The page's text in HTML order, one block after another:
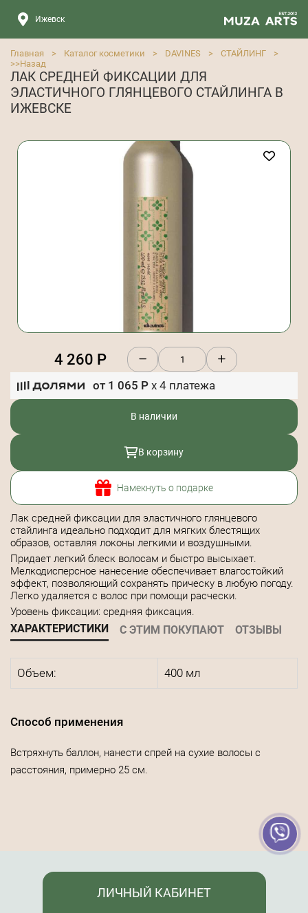
Ижевск
Главная > Каталог косметики > DAVINES > СТАЙЛИНГ
>
>>Назад
ЛАК СРЕДНЕЙ ФИКСАЦИИ ДЛЯ
ЭЛАСТИЧНОГО ГЛЯНЦЕВОГО СТАЙЛИНГА В
ИЖЕВСКЕ
4 260 Р
от 1 065 Р x 4 платежа
В наличии
В корзину
Намекнуть о подарке
Лак средней фиксации для эластичного глянцевого
стайлинга идеально подходит для мягких блестящих
образов, оставляя локоны легкими и воздушными.
Придает легкий блеск волосам и быстро высыхает.
Мелкодисперсное нанесение обеспечивает влагостойкий
эффект, позволяющий сохранять прическу в любую погоду.
Легко удаляется с волос при помощи расчески.
Уровень фиксации: средняя фиксация.
ХАРАКТЕРИСТИКИ С ЭТИМ ПОКУПАЮТ ОТЗЫВЫ
Объем: 400 мл
Способ применения
Встряхнуть баллон, нанести спрей на сухие волосы с
расстояния, примерно 25 см.
ЛИЧНЫЙ КАБИНЕТ